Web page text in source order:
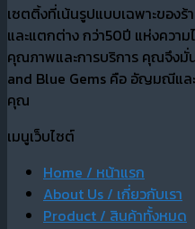
เซตติ้งที่เน้นรูปแบบเฉพาะของ
และแตกต่าง กว่า50ปี แห่งควา
คุณภาพและการบริการ คุณจึงมั่น
and Blue Gems คือ อัญมณีแล
คุณ
เมนูเว็บไซต์
Home / หน้าแรก
About Us / เกี่ยวกับเรา
Product / สินค้าทั้งหมด